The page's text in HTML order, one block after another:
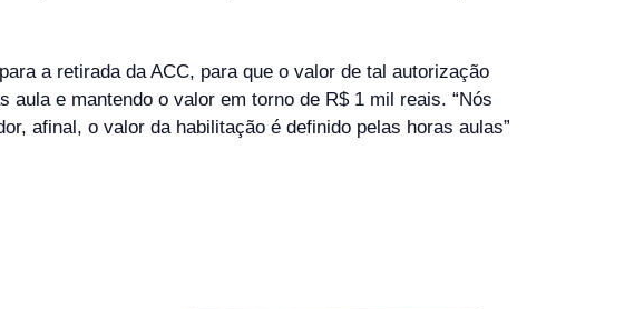
a retirada da ACC, para que o valor de tal autorização
e mantendo o valor em torno de R$ 1 mil reais. “Nós
afinal, o valor da habilitação é definido pelas horas aulas”